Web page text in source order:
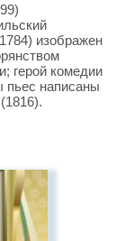
изображен
герой комедии
написаны